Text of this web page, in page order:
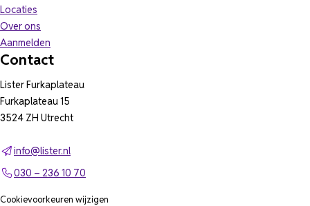
Locaties
Over ons
Aanmelden
Contact
Lister Furkaplateau
Furkaplateau 15
3524 ZH Utrecht
info@lister.nl
030 – 236 10 70
Cookievoorkeuren wijzigen